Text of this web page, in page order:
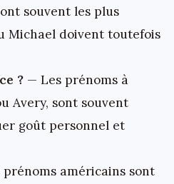
souvent les plus
Michael doivent toutefois
? — Les prénoms à
Avery, sont souvent
goût personnel et
américains sont